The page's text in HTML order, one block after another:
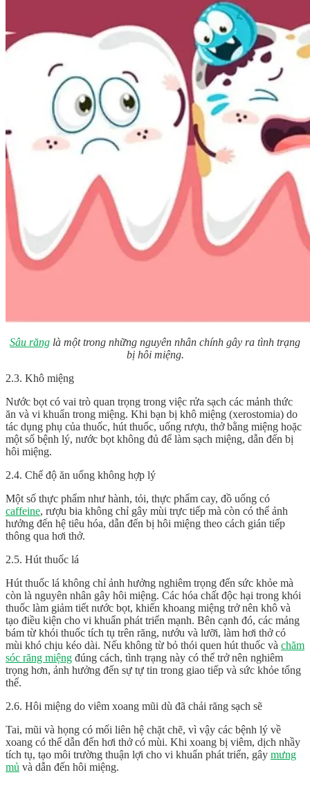
Sâu răng là một trong những nguyên nhân chính gây ra tình trạng
bị hôi miệng.
2.3. Khô miệng
Nước bọt có vai trò quan trọng trong việc rửa sạch các mảnh thức
ăn và vi khuẩn trong miệng. Khi bạn bị khô miệng (xerostomia) do
tác dụng phụ của thuốc, hút thuốc, uống rượu, thở bằng miệng hoặc
một số bệnh lý, nước bọt không đủ để làm sạch miệng, dẫn đến bị
hôi miệng.
2.4. Chế độ ăn uống không hợp lý
Một số thực phẩm như hành, tỏi, thực phẩm cay, đồ uống có
caffeine, rượu bia không chỉ gây mùi trực tiếp mà còn có thể ảnh
hưởng đến hệ tiêu hóa, dẫn đến bị hôi miệng theo cách gián tiếp
thông qua hơi thở.
2.5. Hút thuốc lá
Hút thuốc lá không chỉ ảnh hưởng nghiêm trọng đến sức khỏe mà
còn là nguyên nhân gây hôi miệng. Các hóa chất độc hại trong khói
thuốc làm giảm tiết nước bọt, khiến khoang miệng trở nên khô và
tạo điều kiện cho vi khuẩn phát triển mạnh. Bên cạnh đó, các mảng
bám từ khói thuốc tích tụ trên răng, nướu và lưỡi, làm hơi thở có
mùi khó chịu kéo dài. Nếu không từ bỏ thói quen hút thuốc và chăm
sóc răng miệng đúng cách, tình trạng này có thể trở nên nghiêm
trọng hơn, ảnh hưởng đến sự tự tin trong giao tiếp và sức khỏe tổng
thể.
2.6. Hôi miệng do viêm xoang mũi dù đã chải răng sạch sẽ
Tai, mũi và họng có mối liên hệ chặt chẽ, vì vậy các bệnh lý về
xoang có thể dẫn đến hơi thở có mùi. Khi xoang bị viêm, dịch nhầy
tích tụ, tạo môi trường thuận lợi cho vi khuẩn phát triển, gây mưng
mủ và dẫn đến hôi miệng.